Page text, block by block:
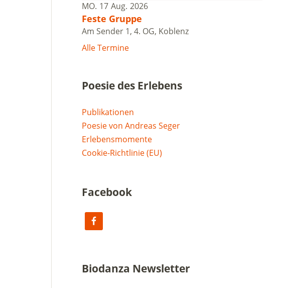
MO. 17 Aug. 2026
Feste Gruppe
Am Sender 1, 4. OG, Koblenz
Alle Termine
Poesie des Erlebens
Publikationen
Poesie von Andreas Seger
Erlebensmomente
Cookie-Richtlinie (EU)
Facebook
Biodanza Newsletter